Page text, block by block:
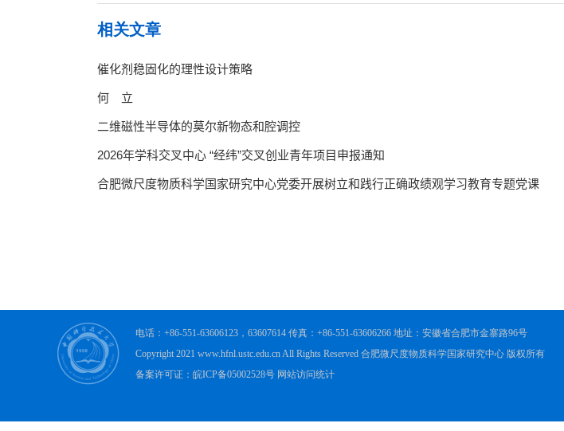
相关文章
电话：+86-551-63606123，63607614 传真：+86-551-63606266 地址：安徽省合肥市金寨路96号
Copyright 2021 www.hfnl.ustc.edu.cn All Rights Reserved 合肥微尺度物质科学国家研究中心 版权所有
备案许可证：皖ICP备05002528号 网站访问统计